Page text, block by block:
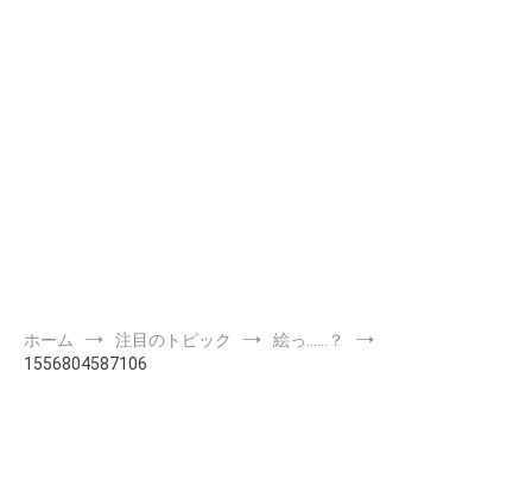
ホーム 注目のトピック
絵っ……？
1556804587106